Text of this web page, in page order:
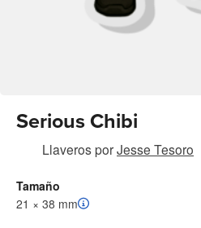
Serious Chibi
LlaverosporJesse Tesoro
Tamaño
21 × 38 mm